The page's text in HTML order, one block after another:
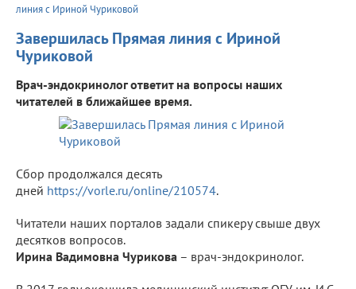
линия с Ириной Чуриковой
Завершилась Прямая линия с Ириной
Чуриковой
Врач-эндокринолог ответит на вопросы наших
читателей в ближайшее время.
Сбор продолжался десять
дней https://vorle.ru/online/210574.
Читатели наших порталов задали спикеру свыше двух
десятков вопросов.
Ирина Вадимовна Чурикова – врач-эндокринолог.